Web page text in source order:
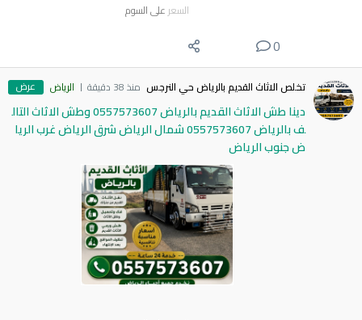
السعر على السوم
0
تخلص الاثاث القديم بالرياض حي النرجس منذ 38 دقيقة الرياض عرض
دينا طش الاثاث القديم بالرياض 0557573607 وطش الاثاث التال
ف بالرياض 0557573607 شمال الرياض شرق الرياض غرب الريا
ض جنوب الرياض